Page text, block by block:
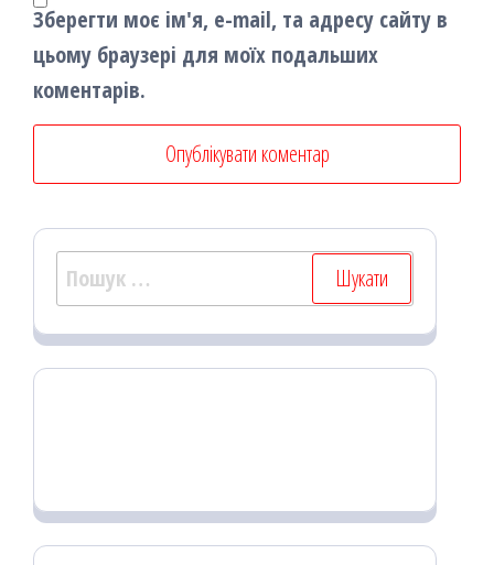
Зберегти моє ім'я, e-mail, та адресу сайту в
цьому браузері для моїх подальших
коментарів.
Пошук: